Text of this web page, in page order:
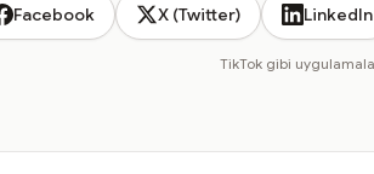
Facebook X (Twitter) LinkedIn
TikTok gibi